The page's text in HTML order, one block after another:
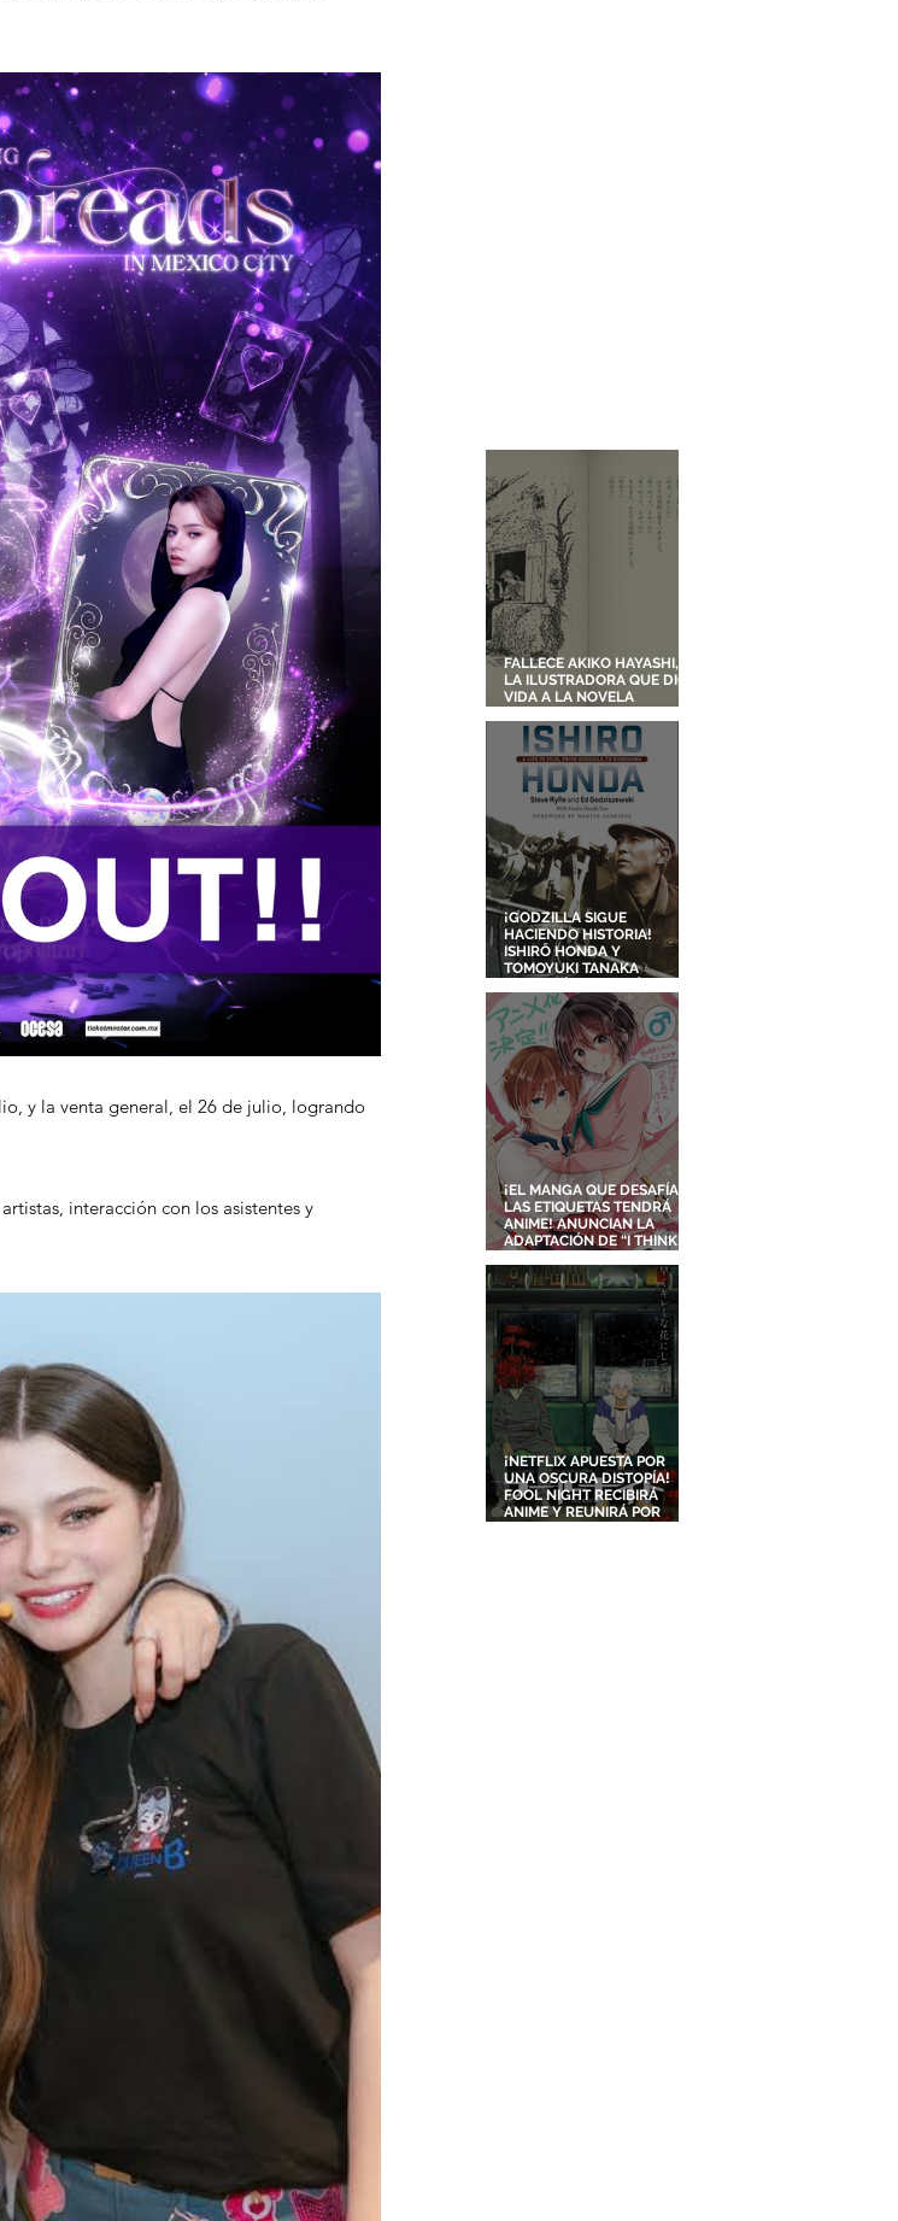
y la venta general, el 26 de julio, logrando
interacción con los asistentes y
FALLECE AKIKO HAYASHI,
LA ILUSTRADORA QUE DIO
VIDA A LA NOVELA
DELIVERY SERVICE
¡GODZILLA SIGUE
HACIENDO HISTORIA!
ISHIRŌ HONDA Y
TOMOYUKI TANAKA
LA FAMA DE LOS EFECTOS
VISUALES
¡EL MANGA QUE DESAFÍA
LAS ETIQUETAS TENDRÁ
ANIME! ANUNCIAN LA
ADAPTACIÓN DE “I THINK I
FRIEND INTO A GIRL”
¡NETFLIX APUESTA POR
UNA OSCURA DISTOPÍA!
FOOL NIGHT RECIBIRÁ
ANIME Y REUNIRÁ POR